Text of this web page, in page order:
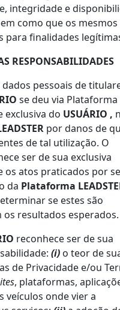
integridade e
como que os mesmos
para finalidades
RESPONSABILIDADES
dados pessoais de
se deu via Plataforma
exclusiva do USUÁRIO ,
por danos de
de tal utilização. O
ser de sua exclusiva
os atos praticados por
da Plataforma
se estes são
os resultados esperados.
reconhece ser de sua
(i) o teor de
de Privacidade e/ou
, plataformas,
veículos onde vier a